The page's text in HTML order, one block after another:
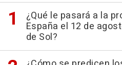
¿Qué le pasará a la
España el 12 de
de Sol?